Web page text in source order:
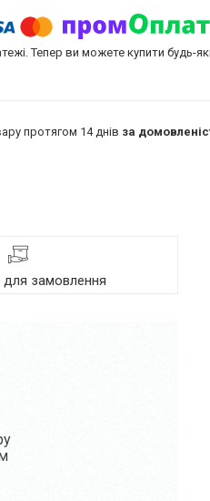
Тепер ви можете купити будь-
протягом 14 днів за
для замовлення